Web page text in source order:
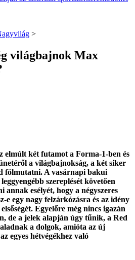
>
világbajnok Max
elmúlt két futamot a Forma-1-ben és
a világbajnokság, a két siker
fölmutatni. A vasárnapi bakui
szereplését követően
annak esélyét, hogy a négyszeres
e egy nagy felzárkózásra és az idény
Egyelőre még nincs igazán
de a jelek alapján úgy tűnik, a Red
a dolgok, amióta az új
egyes hétvégékhez való